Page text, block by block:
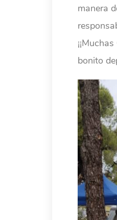
manera
bonito